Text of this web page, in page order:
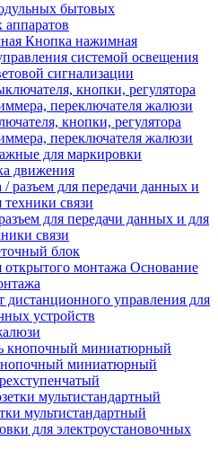
бытовых
Кнопка нажимная
системой освещения
сигнализации
кнопки, регулятора
переключателя жалюзи
для маркировки
движения
для передачи данных и для
связи
блок
Основание
дистанционного управления для
устройств
миниатюрный
мультистандартный
для электроустановочных